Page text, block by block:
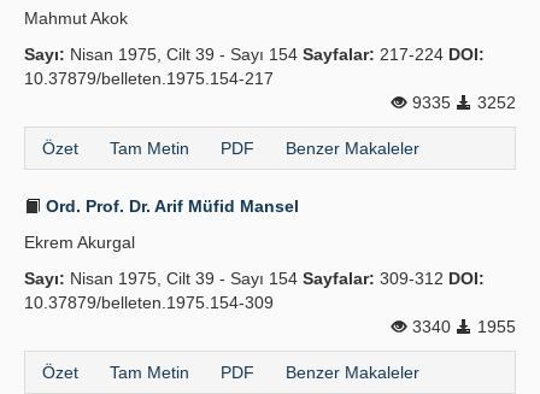
Mahmut Akok
Sayı: Nisan 1975, Cilt 39 - Sayı 154 Sayfalar: 217-224 DOI:
10.37879/belleten.1975.154-217
9335
3252
Özet Tam Metin PDF Benzer Makaleler
Ord. Prof. Dr. Arif Müfid Mansel
Ekrem Akurgal
Sayı: Nisan 1975, Cilt 39 - Sayı 154 Sayfalar: 309-312 DOI:
10.37879/belleten.1975.154-309
3340
1955
Özet Tam Metin PDF Benzer Makaleler